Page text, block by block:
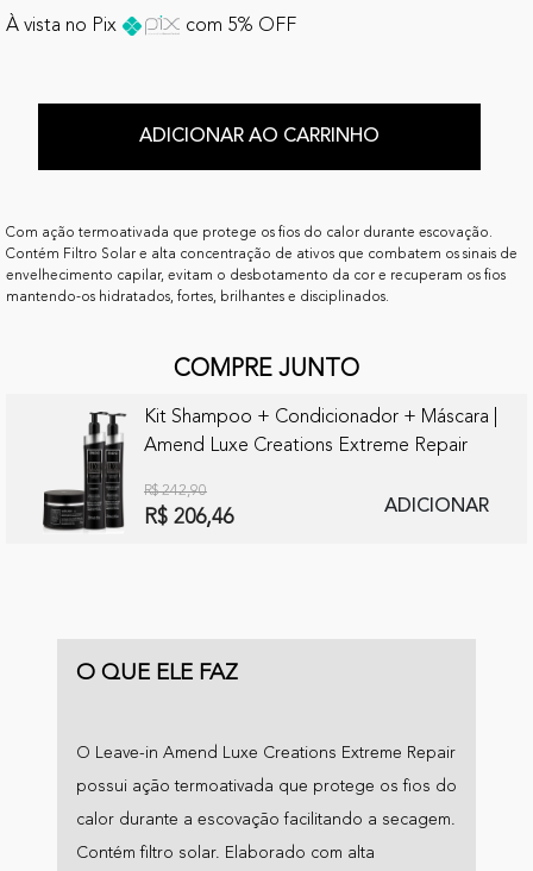
À vista no Pix com 5% OFF
ADICIONAR AO CARRINHO
Com ação termoativada que protege os fios do calor durante escovação.
Contém Filtro Solar e alta concentração de ativos que combatem os sinais de
envelhecimento capilar, evitam o desbotamento da cor e recuperam os fios
mantendo-os hidratados, fortes, brilhantes e disciplinados.
COMPRE JUNTO
Kit Shampoo + Condicionador + Máscara |
Amend Luxe Creations Extreme Repair
R$ 242,90
R$ 206,46 ADICIONAR
O QUE ELE FAZ
O Leave-in Amend Luxe Creations Extreme Repair
possui ação termoativada que protege os fios do
calor durante a escovação facilitando a secagem.
Contém filtro solar. Elaborado com alta